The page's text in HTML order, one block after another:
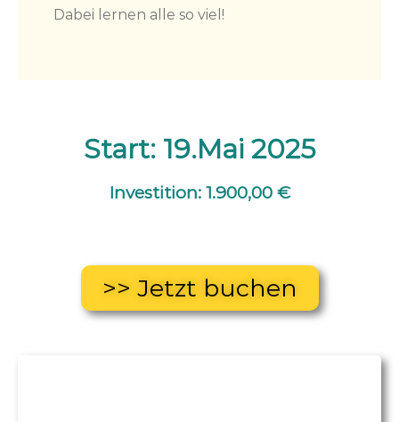
Dabei lernen alle so viel!
Start: 19.Mai 2025
Investition: 1.900,00 €
>> Jetzt buchen